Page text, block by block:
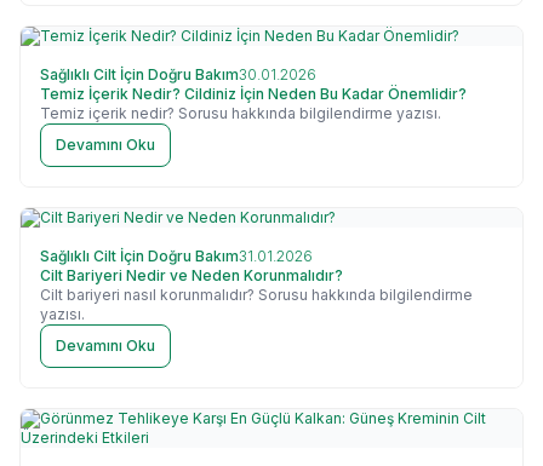
Sağlıklı Cilt İçin Doğru Bakım30.01.2026
Temiz İçerik Nedir? Cildiniz İçin Neden Bu Kadar Önemlidir?
Temiz içerik nedir? Sorusu hakkında bilgilendirme yazısı.
Devamını Oku
Sağlıklı Cilt İçin Doğru Bakım31.01.2026
Cilt Bariyeri Nedir ve Neden Korunmalıdır?
Cilt bariyeri nasıl korunmalıdır? Sorusu hakkında bilgilendirme
yazısı.
Devamını Oku